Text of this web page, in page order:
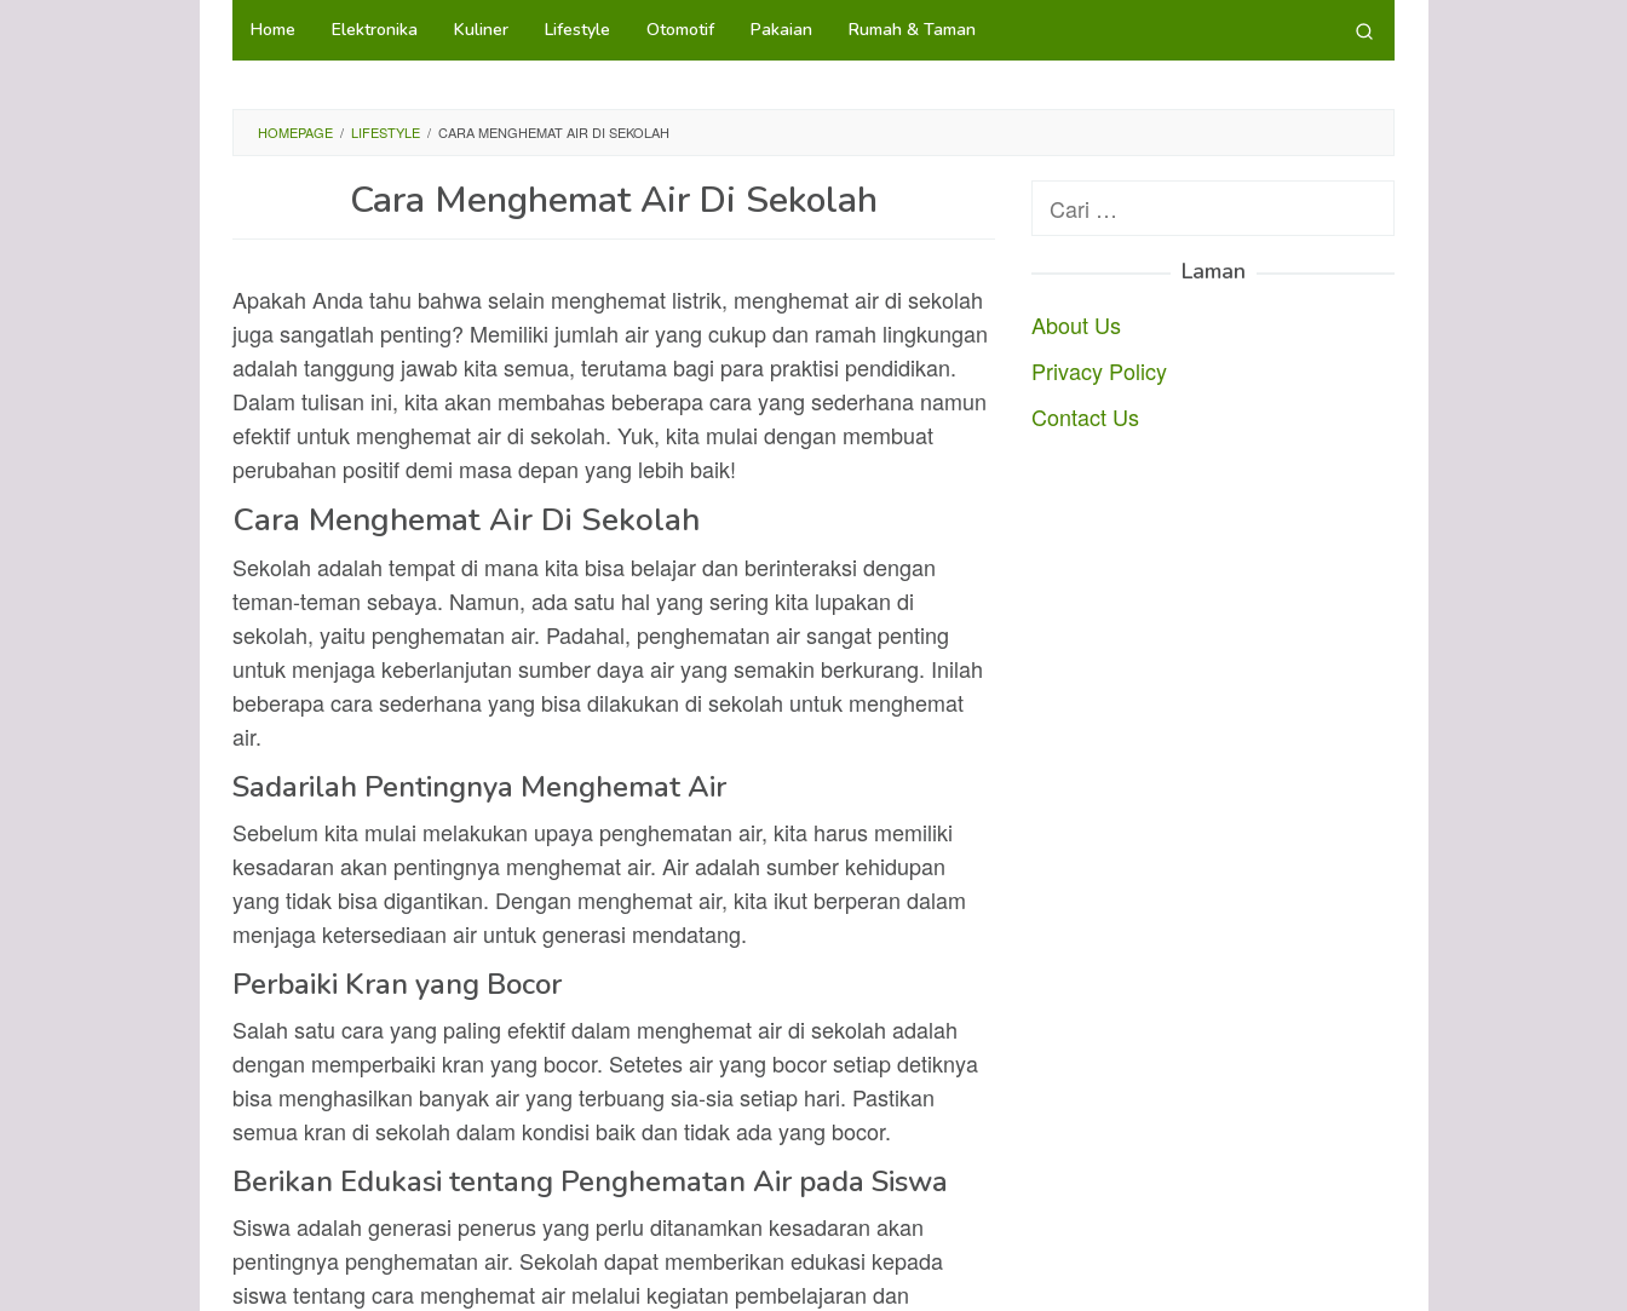
LoncatHome Elektronika Kuliner Lifestyle Otomotif Pakaian Rumah & Taman
HOMEPAGE / LIFESTYLE / CARA MENGHEMAT AIR DI SEKOLAH
Cara Menghemat Air Di Sekolah
Apakah Anda tahu bahwa selain menghemat listrik, menghemat air di sekolah
juga sangatlah penting? Memiliki jumlah air yang cukup dan ramah lingkungan
adalah tanggung jawab kita semua, terutama bagi para praktisi pendidikan.
Dalam tulisan ini, kita akan membahas beberapa cara yang sederhana namun
efektif untuk menghemat air di sekolah. Yuk, kita mulai dengan membuat
perubahan positif demi masa depan yang lebih baik!
Cara Menghemat Air Di Sekolah
Sekolah adalah tempat di mana kita bisa belajar dan berinteraksi dengan
teman-teman sebaya. Namun, ada satu hal yang sering kita lupakan di
sekolah, yaitu penghematan air. Padahal, penghematan air sangat penting
untuk menjaga keberlanjutan sumber daya air yang semakin berkurang. Inilah
beberapa cara sederhana yang bisa dilakukan di sekolah untuk menghemat
air.
Sadarilah Pentingnya Menghemat Air
Sebelum kita mulai melakukan upaya penghematan air, kita harus memiliki
kesadaran akan pentingnya menghemat air. Air adalah sumber kehidupan
yang tidak bisa digantikan. Dengan menghemat air, kita ikut berperan dalam
menjaga ketersediaan air untuk generasi mendatang.
Perbaiki Kran yang Bocor
Salah satu cara yang paling efektif dalam menghemat air di sekolah adalah
dengan memperbaiki kran yang bocor. Setetes air yang bocor setiap detiknya
bisa menghasilkan banyak air yang terbuang sia-sia setiap hari. Pastikan
semua kran di sekolah dalam kondisi baik dan tidak ada yang bocor.
Berikan Edukasi tentang Penghematan Air pada Siswa
Siswa adalah generasi penerus yang perlu ditanamkan kesadaran akan
pentingnya penghematan air. Sekolah dapat memberikan edukasi kepada
siswa tentang cara menghemat air melalui kegiatan pembelajaran dan
Cari
Laman
About Us
Privacy Policy
Contact Us